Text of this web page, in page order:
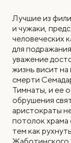
Лучшие из
и чужаки,
человеческих
для
уважение
жизнь висит
смерти
Тимнаты, и ее
обрушения
аристократы
потолок храма
тем как